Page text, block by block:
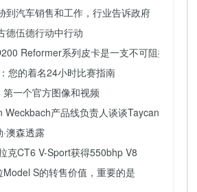
到汽车销售和工作，行业告诉政府
德伍德行动中行动
Reformer系列皮卡是一支不可阻挡的叛军
您的着名24小时比赛指南
第一个官方图像和视频
Weckbach产品线负责人谈谈Taycan
澳森透露
克CT6 V-Sport获得550bhp V8
S的转售价值，重要的是